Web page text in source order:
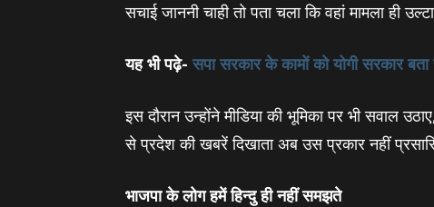
सचाई जाननी चाही तो पता चला कि वहां मामला ही
यह भी पढ़े- सपा सरकार के कामों को योगी सरकार
इस दौरान उन्‍होंने मीडिया की भूमिका पर भी सवाल
से प्रदेश की खबरें दिखाता अब उस प्रकार नहीं
भाजपा के लोग हमें हिन्‍दु ही नहीं समझते